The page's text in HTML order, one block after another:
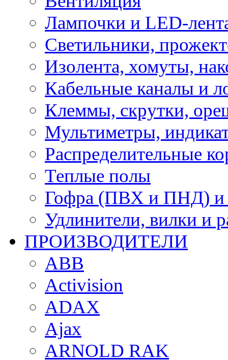
Лампочки и LED-
Светильники,
Изолента, хомуты,
Кабельные каналы и
Клеммы, скрутки,
Мультиметры,
Распределительные
Теплые полы
Гофра (ПВХ и ПНД) и
Удлинители, вилки и
ПРОИЗВОДИТЕЛИ
ABB
Activision
ADAX
Ajax
ARNOLD RAK